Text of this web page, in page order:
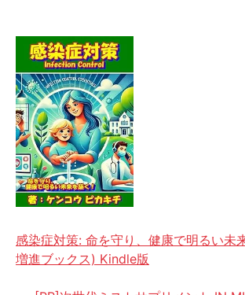
感染症対策: 命を守り、健康で明るい未
増進ブックス) Kindle版